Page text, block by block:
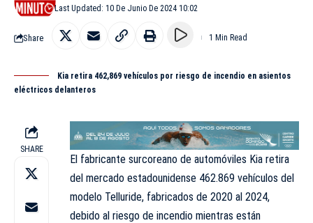
Last Updated: 10 De Junio De 2024 10:02
Share 1 Min Read
Kia retira 462,869 vehículos por riesgo de incendio en asientos
eléctricos delanteros
SHARE
El fabricante surcoreano de automóviles Kia retira
del mercado estadounidense 462.869 vehículos del
modelo Telluride, fabricados de 2020 al 2024,
debido al riesgo de incendio mientras están